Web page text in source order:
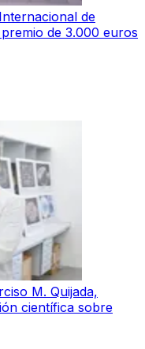
de
de 3.000 euros
M. Quijada,
científica sobre